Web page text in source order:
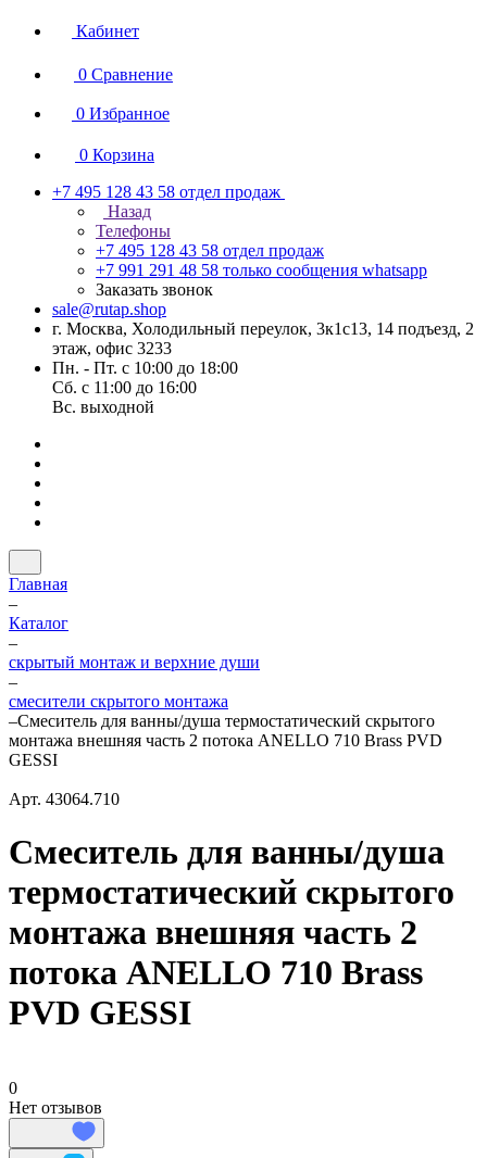
Кабинет
0 Сравнение
0 Избранное
0 Корзина
+7 495 128 43 58 отдел продаж
Назад
Телефоны
+7 495 128 43 58 отдел продаж
+7 991 291 48 58 только сообщения whatsapp
Заказать звонок
sale@rutap.shop
г. Москва, Холодильный переулок, 3к1с13, 14 подъезд, 2
этаж, офис 3233
Пн. - Пт. с 10:00 до 18:00
Сб. с 11:00 до 16:00
Вс. выходной
Главная
–
Каталог
–
скрытый монтаж и верхние души
–
смесители скрытого монтажа
–Смеситель для ванны/душа термостатический скрытого
монтажа внешняя часть 2 потока ANELLO 710 Brass PVD
GESSI
Арт. 43064.710
Смеситель для ванны/душа
термостатический скрытого
монтажа внешняя часть 2
потока ANELLO 710 Brass
PVD GESSI
0
Нет отзывов